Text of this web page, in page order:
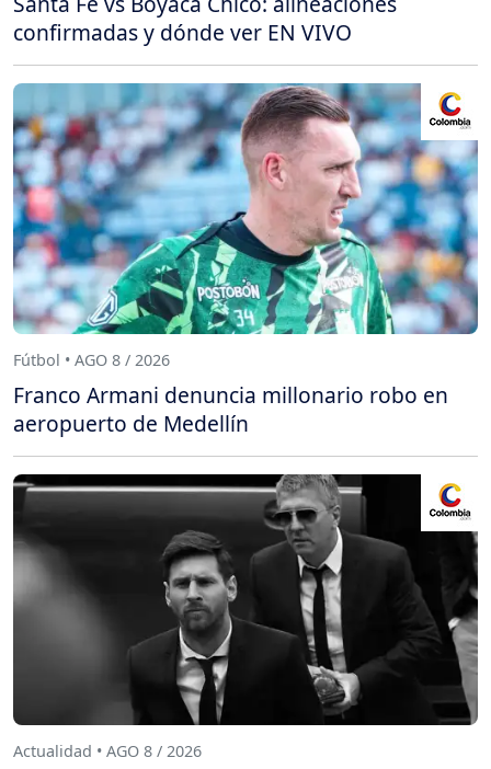
confirmadas y dónde ver EN VIVO
Fútbol • AGO 8 / 2026
Franco Armani denuncia millonario robo en
aeropuerto de Medellín
Actualidad • AGO 8 / 2026